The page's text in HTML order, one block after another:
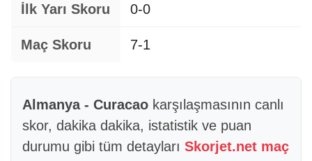
İlk Yarı Skoru 0-0
Maç Skoru 7-1
Almanya - Curacao karşılaşmasının canlı
skor, dakika dakika, istatistik ve puan
durumu gibi tüm detayları Skorjet.net maç